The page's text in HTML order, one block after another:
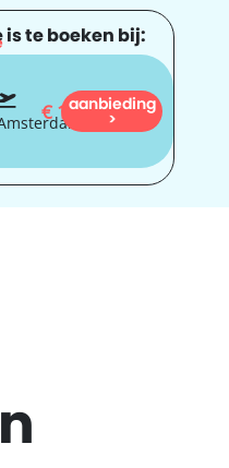
is te boeken bij:
€1.228
aanbieding
>